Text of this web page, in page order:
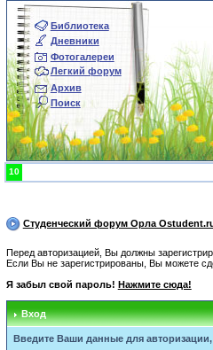
Библиотека
Дневники
Фотогалереи
Легкий форум
Архив
Поиск
10
Студенческий форум Орла
Перед авторизацией, Вы должны
Если Вы не зарегистрированы, Вы можете
Я забыл свой пароль! Нажмите сюда!
Вход
Введите Ваши данные для